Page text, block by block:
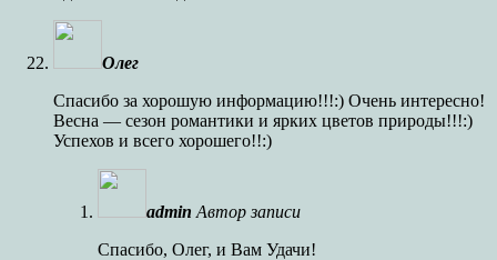
Олег
Спасибо за хорошую информацию!!!:) Очень интересно!
Весна — сезон романтики и ярких цветов природы!!!:)
Успехов и всего хорошего!!:)
admin Автор записи
Спасибо, Олег, и Вам Удачи!